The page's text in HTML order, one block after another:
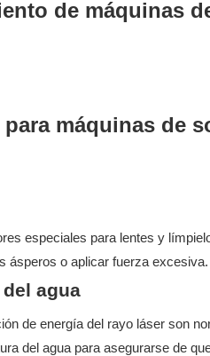
máquinas de
especiales para lentes y
ásperos o aplicar fuerza excesiva.
agua
de energía del rayo láser son
del agua para asegurarse de